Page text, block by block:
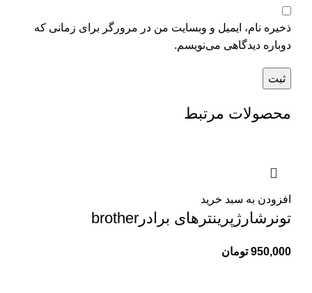
ذخیره نام، ایمیل و وبسایت من در مرورگر برای زمانی که
دوباره دیدگاهی می‌نویسم.
محصولات مرتبط
افزودن به سبد خرید
تونرشارژپرینترهای برادرbrother
950,000 تومان